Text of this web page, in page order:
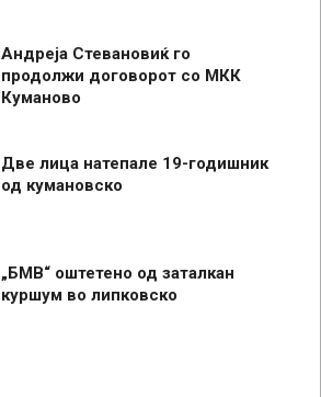
Андреја Стевановиќ го
продолжи договорот со МКК
Куманово
Две лица натепале 19-годишник
од кумановско
„БМВ“ оштетено од заталкан
куршум во липковско